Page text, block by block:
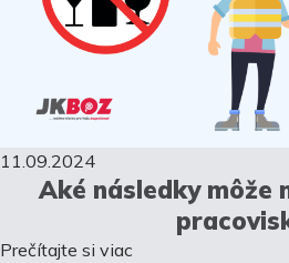
11.09.2024
Aké následky môže
Prečítajte si viac